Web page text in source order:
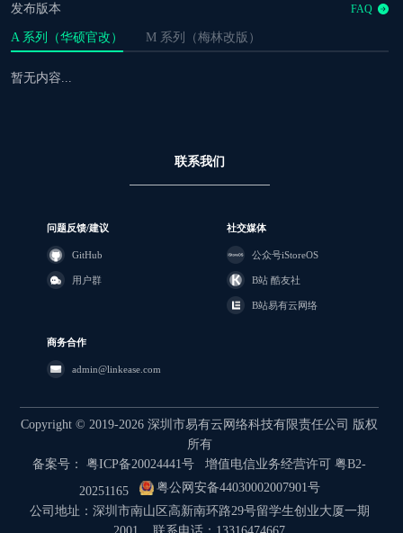
发布版本 FAQ
A 系列（华硕官改） M 系列（梅林改版）
暂无内容...
联系我们
问题反馈/建议
GitHub
用户群
社交媒体
公众号iStoreOS
B站 酷友社
B站易有云网络
商务合作
admin@linkease.com
Copyright © 2019-2026 深圳市易有云网络科技有限责任公司 版权
所有
备案号： 粤ICP备20024441号
增值电信业务经营许可 粤B2-
20251165
粤公网安备44030002007901号
公司地址：深圳市南山区高新南环路29号留学生创业大厦一期